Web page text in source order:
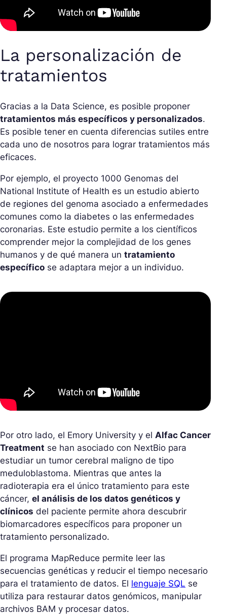
La personalización de
tratamientos
Gracias a la Data Science, es posible proponer
tratamientos más específicos y personalizados.
Es posible tener en cuenta diferencias sutiles entre
cada uno de nosotros para lograr tratamientos más
eficaces.
Por ejemplo, el proyecto 1000 Genomas del
National Institute of Health es un estudio abierto
de regiones del genoma asociado a enfermedades
comunes como la diabetes o las enfermedades
coronarias. Este estudio permite a los científicos
comprender mejor la complejidad de los genes
humanos y de qué manera un tratamiento
específico se adaptara mejor a un individuo.
Por otro lado, el Emory University y el Alfac Cancer
Treatment se han asociado con NextBio para
estudiar un tumor cerebral maligno de tipo
meduloblastoma. Mientras que antes la
radioterapia era el único tratamiento para este
cáncer, el análisis de los datos genéticos y
clínicos del paciente permite ahora descubrir
biomarcadores específicos para proponer un
tratamiento personalizado.
El programa MapReduce permite leer las
secuencias genéticas y reducir el tiempo necesario
para el tratamiento de datos. El lenguaje SQL se
utiliza para restaurar datos genómicos, manipular
archivos BAM y procesar datos.